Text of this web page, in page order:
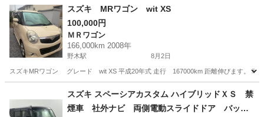
スズキ MRワゴン wit XS
100,000円
ＭＲワゴン
166,000km 2008年
野木駅 8月2日
スズキMRワゴン グレード wit XS 平成20年式 走行 167000km 距離伸びます。 車検
野木駅 ＭＲワゴン
スズキ スペーシアカスタム ハイブリッドＸＳ 禁
煙車 社外ナビ 両側電動スライドドア バック